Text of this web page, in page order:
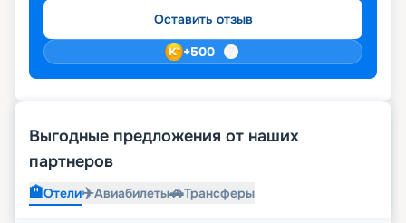
Оставить отзыв
+500
Выгодные предложения от наших
партнеров
🏨Отели✈️Авиабилеты🚗Трансферы